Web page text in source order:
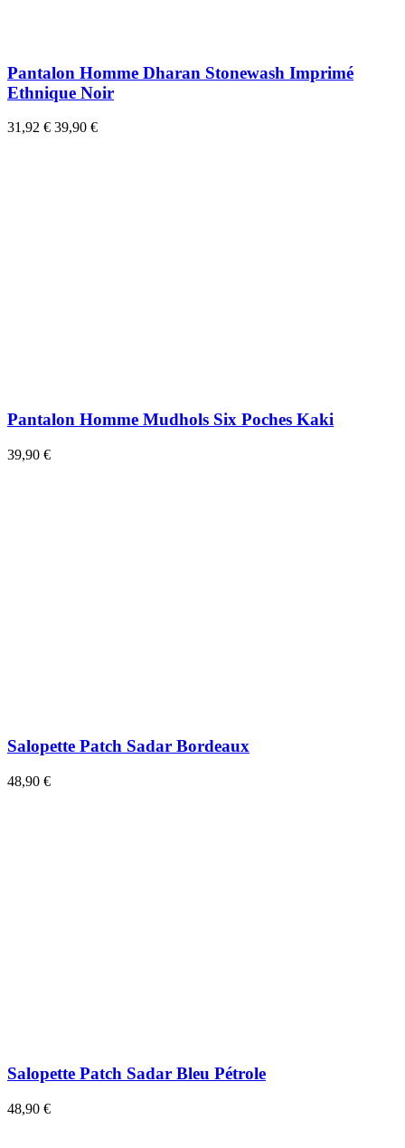
Pantalon Homme Dharan Stonewash Imprimé
Ethnique Noir
31,92 € 39,90 €
Pantalon Homme Mudhols Six Poches Kaki
39,90 €
Salopette Patch Sadar Bordeaux
48,90 €
Salopette Patch Sadar Bleu Pétrole
48,90 €